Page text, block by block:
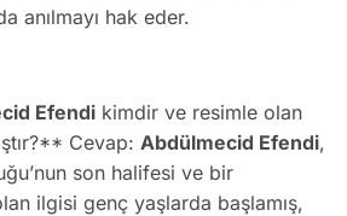
anılmayı hak eder.
Efendi kimdir ve resimle olan
Cevap: Abdülmecid Efendi,
son halifesi ve bir
ilgisi genç yaşlarda başlamış,